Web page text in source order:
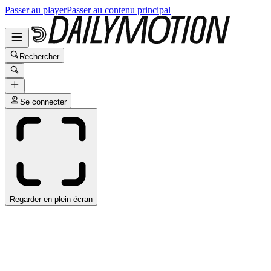
Passer au playerPasser au contenu principal
Rechercher
Se connecter
Regarder en plein écran